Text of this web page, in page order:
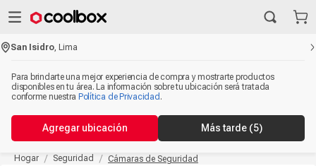
San Isidro ,Lima
Para brindarte una mejor experiencia de compra y mostrarte productos
disponibles en tu área. La información sobre tu ubicación será tratada
conforme nuestra Política de Privacidad .
Agregar ubicación Más tarde (5)
Hogar Seguridad Cámaras de Seguridad